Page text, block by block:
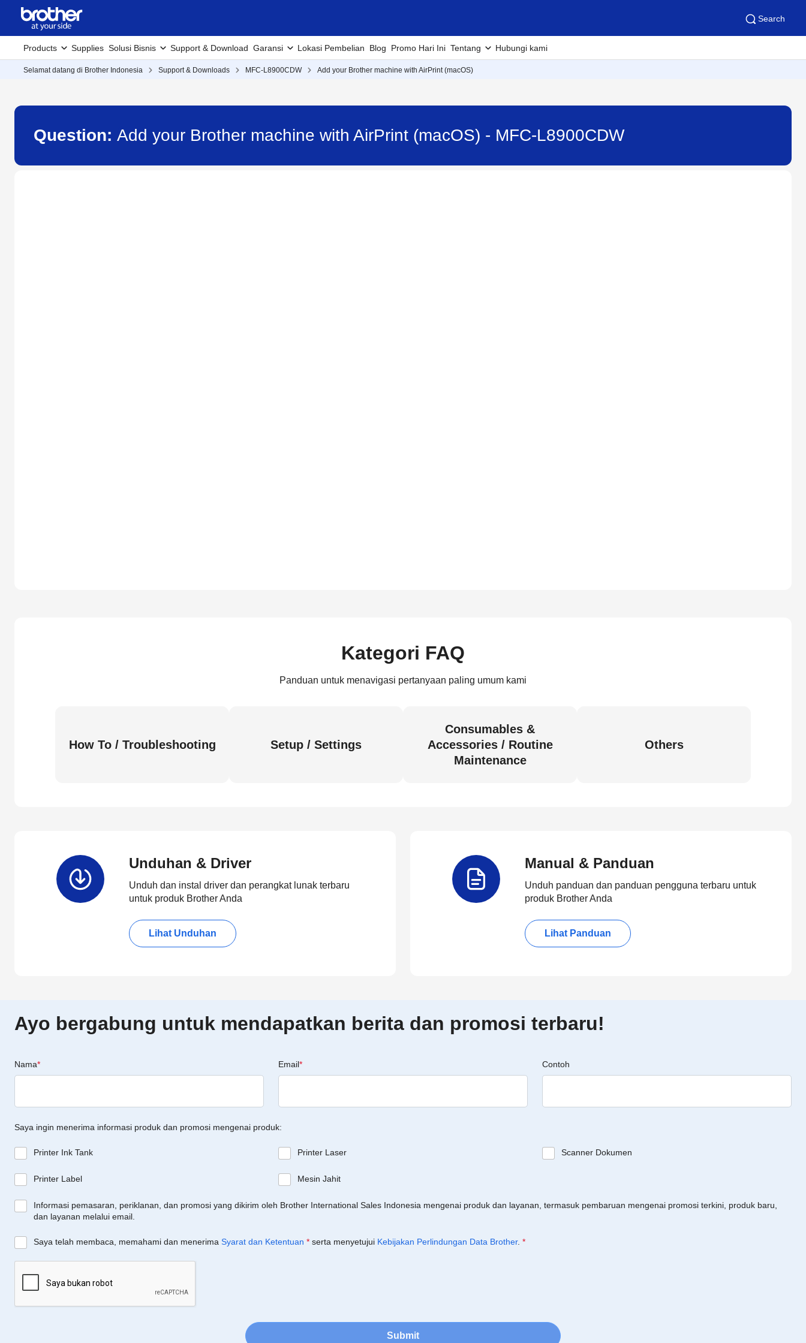
Search
Products Supplies Solusi Bisnis Support & Download Garansi Lokasi Pembelian Blog Promo Hari Ini Tentang Hubungi kami
Selamat datang di Brother Indonesia Support & Downloads MFC-L8900CDW Add your Brother machine with AirPrint (macOS)
Question: Add your Brother machine with AirPrint (macOS) - MFC-L8900CDW
Kategori FAQ
Panduan untuk menavigasi pertanyaan paling umum kami
How To / Troubleshooting Setup / Settings
Consumables &
Accessories / Routine
Maintenance
Others
Unduhan & Driver
Unduh dan instal driver dan perangkat lunak terbaru
untuk produk Brother Anda
Lihat Unduhan
Manual & Panduan
Unduh panduan dan panduan pengguna terbaru untuk
produk Brother Anda
Lihat Panduan
Ayo bergabung untuk mendapatkan berita dan promosi terbaru!
Nama* Email* Contoh
Saya ingin menerima informasi produk dan promosi mengenai produk:
Printer Ink Tank Printer Laser Scanner Dokumen
Printer Label Mesin Jahit
Informasi pemasaran, periklanan, dan promosi yang dikirim oleh Brother International Sales Indonesia mengenai produk dan layanan, termasuk pembaruan mengenai promosi terkini, produk baru,
dan layanan melalui email.
Saya telah membaca, memahami dan menerima Syarat dan Ketentuan * serta menyetujui Kebijakan Perlindungan Data Brother. *
Submit